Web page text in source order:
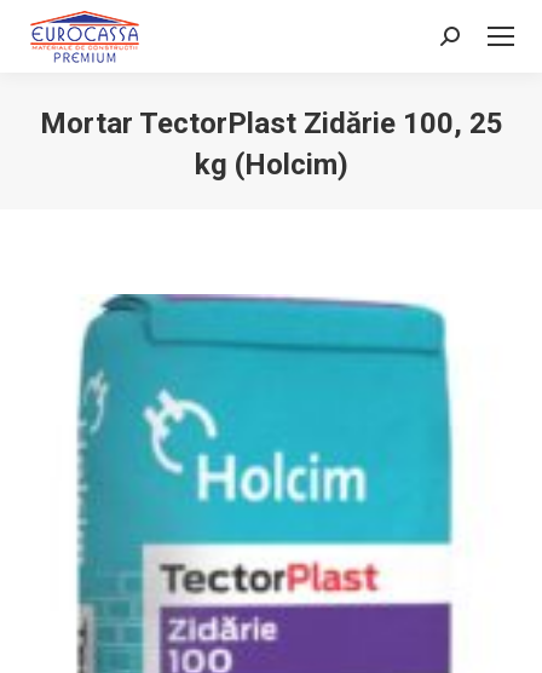
Search:
Mortar TectorPlast Zidărie 100, 25
kg (Holcim)